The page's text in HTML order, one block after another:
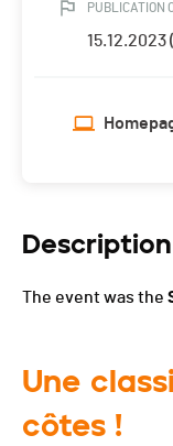
PUBLICATION
15.12.2023
Description
The event was the
Une
côtes !